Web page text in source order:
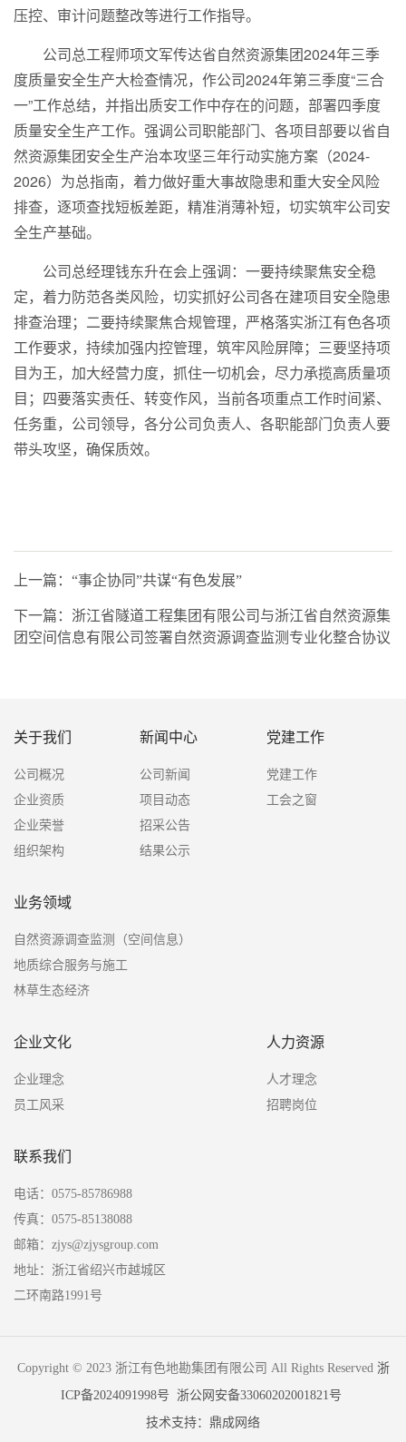
压控、审计问题整改等进行工作指导。
公司总工程师项文军传达省自然资源集团2024年三季
度质量安全生产大检查情况，作公司2024年第三季度“三合
一”工作总结，并指出质安工作中存在的问题，部署四季度
质量安全生产工作。强调公司职能部门、各项目部要以省自
然资源集团安全生产治本攻坚三年行动实施方案（2024-
2026）为总指南，着力做好重大事故隐患和重大安全风险
排查，逐项查找短板差距，精准消薄补短，切实筑牢公司安
全生产基础。
公司总经理钱东升在会上强调：一要持续聚焦安全稳
定，着力防范各类风险，切实抓好公司各在建项目安全隐患
排查治理；二要持续聚焦合规管理，严格落实浙江有色各项
工作要求，持续加强内控管理，筑牢风险屏障；三要坚持项
目为王，加大经营力度，抓住一切机会，尽力承揽高质量项
目；四要落实责任、转变作风，当前各项重点工作时间紧、
任务重，公司领导，各分公司负责人、各职能部门负责人要
带头攻坚，确保质效。
上一篇：“事企协同”共谋“有色发展”
下一篇：浙江省隧道工程集团有限公司与浙江省自然资源集
团空间信息有限公司签署自然资源调查监测专业化整合协议
关于我们
公司概况
企业资质
企业荣誉
组织架构
新闻中心
公司新闻
项目动态
招采公告
结果公示
党建工作
党建工作
工会之窗
业务领域
自然资源调查监测（空间信息）
地质综合服务与施工
林草生态经济
企业文化
企业理念
员工风采
人力资源
人才理念
招聘岗位
联系我们
电话：0575-85786988
传真：0575-85138088
邮箱：zjys@zjysgroup.com
地址：浙江省绍兴市越城区
二环南路1991号
Copyright © 2023 浙江有色地勘集团有限公司 All Rights Reserved 浙
ICP备2024091998号
浙公网安备33060202001821号
技术支持：鼎成网络